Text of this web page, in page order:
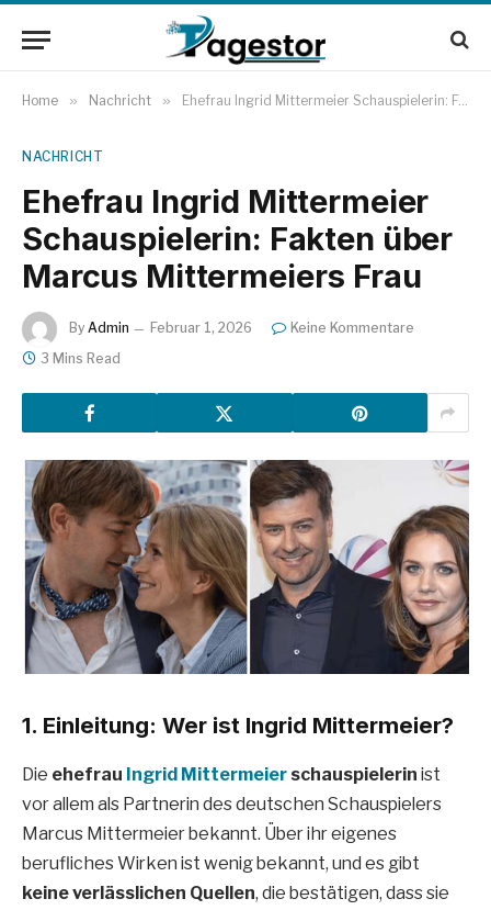
Home » Nachricht » Ehefrau Ingrid Mittermeier Schauspielerin: Fakten über Marcus Mittermeiers Frau
NACHRICHT
Ehefrau Ingrid Mittermeier
Schauspielerin: Fakten über
Marcus Mittermeiers Frau
By Admin Februar 1, 2026
Keine Kommentare
3 Mins Read
1. Einleitung: Wer ist Ingrid Mittermeier?
Die ehefrau Ingrid Mittermeier schauspielerin ist
vor allem als Partnerin des deutschen Schauspielers
Marcus Mittermeier bekannt. Über ihr eigenes
berufliches Wirken ist wenig bekannt, und es gibt
keine verlässlichen Quellen, die bestätigen, dass sie